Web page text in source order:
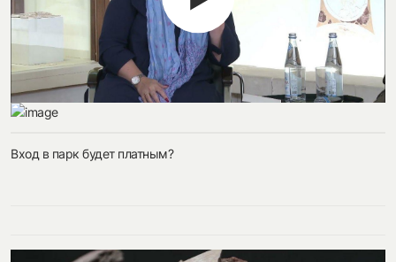
Вход в парк будет платным?